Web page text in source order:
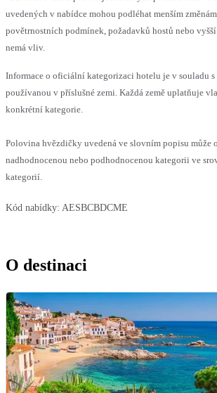
uvedených v nabídce mohou podléhat menším
povětrnostních podmínek, požadavků hostů nebo
nemá vliv.
Informace o oficiální kategorizaci hotelu je v souladu
používanou v příslušné zemi. Každá země uplatňuje
konkrétní kategorie.
Polovina hvězdičky uvedená ve slovním popisu může
nadhodnocenou nebo podhodnocenou kategorii ve
kategorií.
Kód nabídky: AESBCBDCME
O destinaci